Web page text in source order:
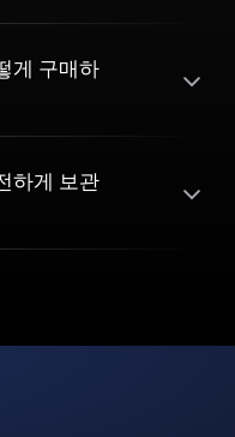
게 구매하
하게 보관